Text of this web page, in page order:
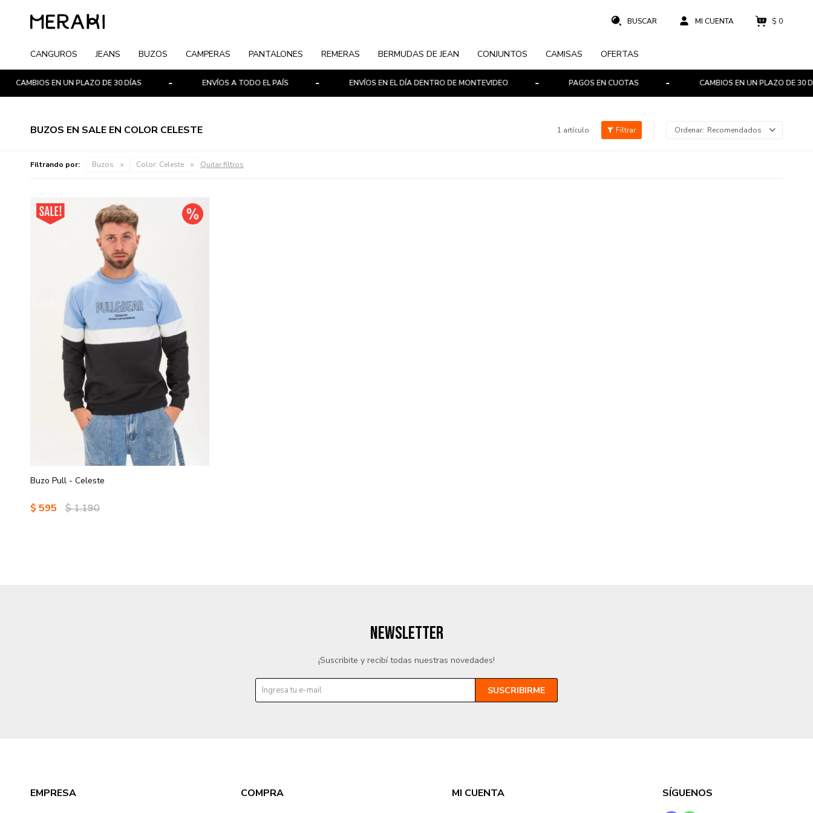
CANGUROS JEANS BUZOS CAMPERAS PANTALONES REMERAS BERMUDAS DE JEAN CONJUNTOS CAMISAS OFERTAS
$ 0
CAMBIOS EN UN PLAZO DE 30 DÍAS ENVÍOS A TODO EL PAÍS ENVÍOS EN EL DÍA DENTRO DE MONTEVIDEO PAGOS EN CUOTAS CAMBIOS EN UN PLAZO DE 30
BUZOS EN SALE EN COLOR CELESTE 1 artículo Recomendados
Filtrando por: Buzos Color: Celeste Quitar filtros
Buzo Pull - Celeste
$ 595 $1.190
EMPRESA COMPRA MI CUENTA SÍGUENOS
NEWSLETTER
¡Suscribite y recibí todas nuestras novedades!
SUSCRIBIRME